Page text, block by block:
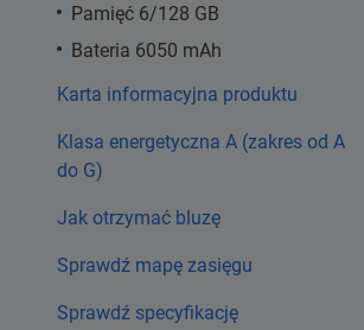
Pamięć 6/128 GB
Bateria 6050 mAh
Karta informacyjna produktu
Klasa energetyczna A (zakres od A
do G)
Jak otrzymać bluzę
Sprawdź mapę zasięgu
Sprawdź specyfikację